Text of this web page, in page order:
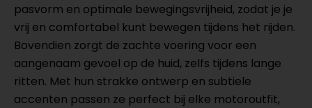
pasvorm en optimale bewegingsvrijheid, zodat je je
vrij en comfortabel kunt bewegen tijdens het rijden.
Bovendien zorgt de zachte voering voor een
aangenaam gevoel op de huid, zelfs tijdens lange
ritten. Met hun strakke ontwerp en subtiele
accenten passen ze perfect bij elke motoroutfit,